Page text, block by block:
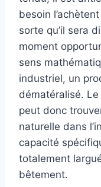
besoin
sorte qu’il sera
moment
sens
industriel, un
dématéralisé.
peut donc
naturelle dans
capacité
totalement
bêtement.